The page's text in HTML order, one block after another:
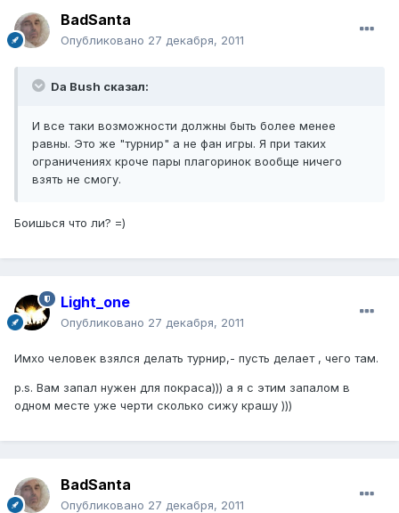
BadSanta
Опубликовано 27 декабря, 2011
Da Bush сказал:
И все таки возможности должны быть более менее
равны. Это же "турнир" а не фан игры. Я при таких
ограничениях кроче пары плагоринок вообще ничего
взять не смогу.
Боишься что ли? =)
Light_one
Опубликовано 27 декабря, 2011
Имхо человек взялся делать турнир,- пусть делает , чего там.
p.s. Вам запал нужен для покраса))) а я с этим запалом в
одном месте уже черти сколько сижу крашу )))
BadSanta
Опубликовано 27 декабря, 2011